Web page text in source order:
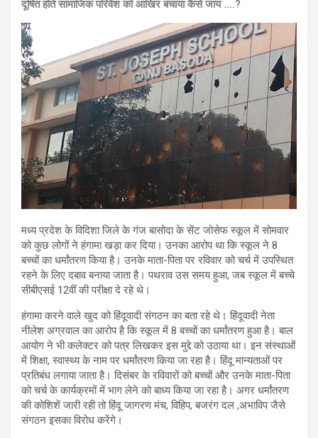
दूषित होते सामाजिक परिवेश को आखिर बचाया कैसे जाय ….?
मध्य प्रदेश के विदिशा जिले के गंज बासोदा के सेंट जोसेफ स्कूल में सोमवार
को कुछ लोगों ने हंगामा खड़ा कर दिया। उनका आरोप था कि स्कूल ने 8
बच्चों का धर्मांतरण किया है। उनके माता-पिता पर रविवार को चर्च में उपस्थित
रहने के लिए दबाव बनाया जाता है। पथराव उस समय हुआ, जब स्कूल में बच्चे
सीबीएसई 12वीं की परीक्षा दे रहे थे।
हंगामा करने वाले खुद को हिंदूवादी संगठन का बता रहे थे। हिंदूवादी नेता
नीलेश अग्रवाल का आरोप है कि स्कूल में 8 बच्चों का धर्मांतरण हुआ है। बाल
आयोग ने भी कलेक्टर को पत्र लिखकर इस मुद्दे को उठाया था। इन संस्थाओं
में शिक्षा, स्वास्थ्य के नाम पर धर्मांतरण किया जा रहा है। हिंदू मान्यताओं पर
प्रतिबंध लगाया जाता है। दिसंबर के रविवारों को बच्चों और उनके माता-पिता
को चर्च के कार्यक्रमों में भाग लेने को बाध्य किया जा रहा है। अगर धर्मांतरण
की कोशिशें जारी रही तो हिंदू जागरण मंच, विहिप, बजरंग दल ,अभाविप जैसे
संगठन इसका विरोध करेंगे।